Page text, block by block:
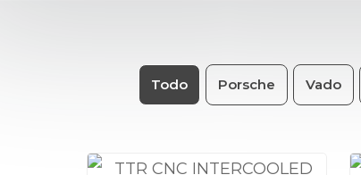
Todo Porsche Vado